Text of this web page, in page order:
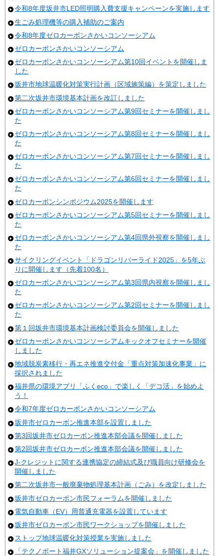
令和8年度坂井市LED照明購入費支援キャンペーンを実施します
生ごみ処理機等の購入補助のご案内
令和8年度ゼロカーボンさかいコンソーシアム
ゼロカーボンさかいコンソーシアム
ゼロカーボンさかいコンソーシアム第10回イベントを開催しま
した
坂井市地球温暖化対策実行計画（区域施策編）を策定しました
第二次坂井市環境基本計画を改訂しました
ゼロカーボンさかいコンソーシアム第9回セミナーを開催しまし
た
ゼロカーボンさかいコンソーシアム第8回セミナーを開催しまし
た
ゼロカーボンさかいコンソーシアム第7回セミナーを開催しまし
た
ゼロカーボンさかいコンソーシアム第6回セミナーを開催しまし
た
ゼロカーボンシンポジウム2025を開催します
ゼロカーボンさかいコンソーシアム第5回セミナーを開催しまし
た
ゼロカーボンさかいコンソーシアム第4回県外視察を開催しまし
た
サイクリングイベント「ドラゴンリバーライド2025」を5年ぶ
りに開催します（先着100名）
ゼロカーボンさかいコンソーシアム第3回県内視察を開催しまし
た
ゼロカーボンさかいコンソーシアム第2回セミナーを開催しまし
た
第１回坂井市環境基本計画検討委員会を開催しました
ゼロカーボンさかいコンソーシアムキックオフセミナーを開催
しました
地域脱炭素移行・再エネ推進交付金「重点対策加速化事業」に
採択されました
福井県の環境アプリ「ふくeco」で楽しく「デコ活」を始めよ
う！
令和7年度ゼロカーボンさかいコンソーシアム
坂井市ゼロカーボン推進本部を設置しました
第3回坂井市ゼロカーボン推進本部会議を開催しました
第2回坂井市ゼロカーボン推進本部会議を開催しました
J-クレジットに関する連携協定の締結式及び職員向け研修会を
開催しました
第二次坂井市一般廃棄物処理基本計画（ごみ）を改定しました
坂井市ゼロカーボン市民フォーラムを開催しました
電気自動車（EV）用普通充電器を設置しています
坂井市ゼロカーボン市民ワークショップを開催しました
ストップ地球温暖化対策授業を実施しました
「テクノポート福井GXソリューション提案会」を開催しました